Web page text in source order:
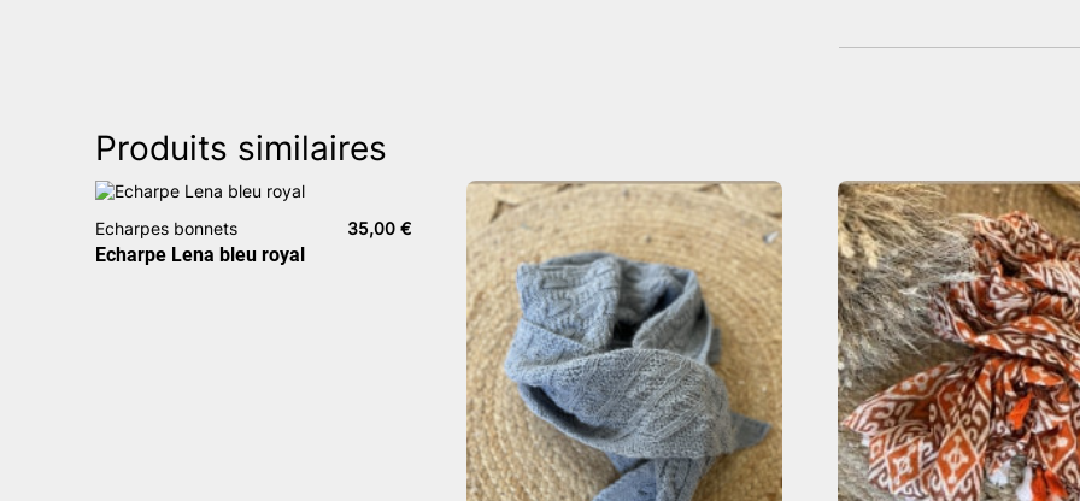
Produits similaires
Echarpes bonnets 35,00 €
Echarpe Lena bleu royal